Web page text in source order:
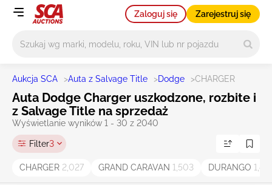
Zaloguj się Zarejestruj się
Aukcja SCA >Auta z Salvage Title >Dodge >CHARGER
Auta Dodge Charger uszkodzone, rozbite i
z Salvage Title na sprzedaż
Wyświetlanie wyników 1 - 30 z 2040
Filter3
CHARGER 2,027 GRAND CARAVAN 1,503 DURANGO 1,416